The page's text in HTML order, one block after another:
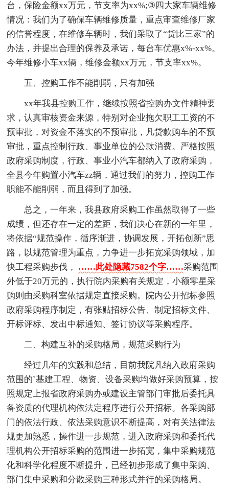
台，保险金额xx万元，节支率为xx%;③四大家车辆维修
情况：我们为了确保车辆维修质量，重点审查维修厂家
的信誉程度，在维修车辆时，我们采取了“货比三家”的
办法，并提出合理的保养及承诺，每台车优惠x%-xx%。
今年维修小车xx辆，维修金额xx万元，节支率xx%。
五、控购工作不能削弱，只有加强
xx年我县控购工作，继续按照省控购办文件精神要
求，认真审核资金来源，特别对企业拖欠职工工资的不
预审批，对资金不落实的不预审批，凡贷款购车的不预
审批，重点控制行政、事业单位的公款消费。严格按照
政府采购制度，行政、事业小汽车都纳入了政府采购，
全县今年购置小汽车zz辆，通过我们的努力，控购工作
职能不能削弱，而且得到了加强。
总之，一年来，我县政府采购工作虽然取得了一些
成绩，但还存在一定的差距，我们决心在新的一年里，
将依据“规范操作，循序渐进，协调发展，开拓创新”思
路，以规范管理为重点，力争进一步拓宽采购领域，加
快工程采购步伐， ……此处隐藏7582个字……采购范围
外低于20万元的，执行院内采购有关规定，小额零星采
购则由采购科室依据规定直接采购。院内公开招标参照
政府采购程序制定，有张贴招标公告、制定招标文件、
开标评标、发出中标通知、签订协议等采购程序。
二、构建互补的采购格局，规范采购行为
经过几年的实践和总结，目前我院凡纳入政府采购
范围的`基建工程、物资、设备采购均做好采购预算，按
照规定上报省政府采购办或建设主管部门审批后委托具
备资质的代理机构依法定程序进行公开招标。各采购部
门的依法行政、依法采购意识不断提高，对有关法律法
规更加熟悉，操作进一步规范，进入政府采购和委托代
理机构公开招标采购的范围进一步拓宽，集中采购规范
化和科学化程度不断提升，已经初步形成了集中采购、
部门集中采购和分散采购三种形式并行的采购格局。